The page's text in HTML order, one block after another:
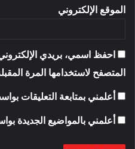
الموقع الإلكتروني
احفظ اسمي، بريدي
المتصفح لاستخدامها المرة
أعلمني بمتابعة التعليقات
أعلمني بالمواضيع الجديدة